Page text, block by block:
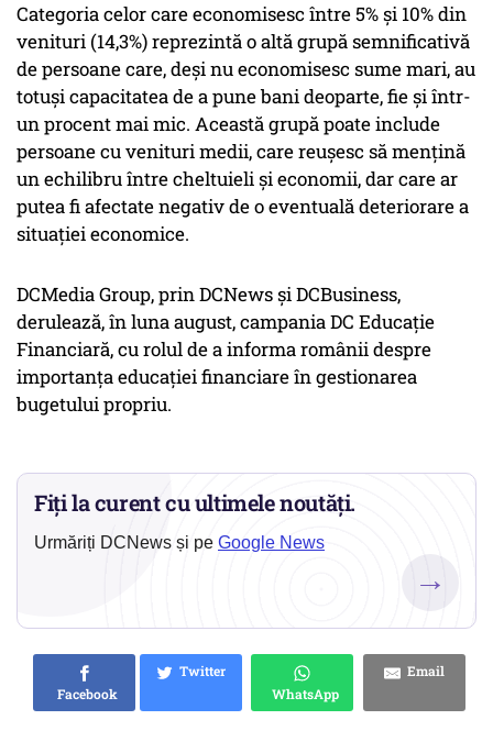
Categoria celor care economisesc între 5% și 10% din
venituri (14,3%) reprezintă o altă grupă semnificativă
de persoane care, deși nu economisesc sume mari, au
totuși capacitatea de a pune bani deoparte, fie și într-
un procent mai mic. Această grupă poate include
persoane cu venituri medii, care reușesc să mențină
un echilibru între cheltuieli și economii, dar care ar
putea fi afectate negativ de o eventuală deteriorare a
situației economice.
DCMedia Group, prin DCNews și DCBusiness,
derulează, în luna august, campania DC Educație
Financiară, cu rolul de a informa românii despre
importanța educației financiare în gestionarea
bugetului propriu.
Fiți la curent cu ultimele noutăți.
Urmăriți DCNews și pe Google News
→
Facebook
Twitter
WhatsApp
Email